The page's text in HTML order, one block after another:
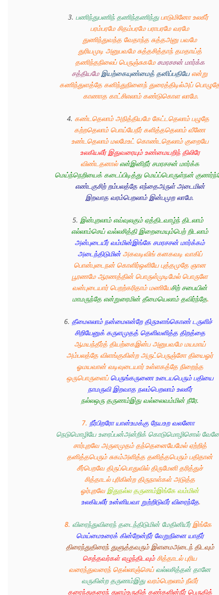
3. பணிந்துபணிந் தணிந்தணிந்து பாடுமினோ உலகீர்
பரம்பரமே சிதம்பரமே பராபரமே வரமே
துணிந்துவந்த வேதாந்த சுத்தஅனு பவமே
துரியமுடி அனுபவமே சுத்தசித்தாந் தமதாய்த்
தணிந்தநிலைப் பெருஞ்சுகமே சமரசசன் மார்க்க
சத்தியமே இயற்கையுண்மைத் தனிப்பதியே என்று
கணிந்துளத்தே கனிந்துநினைந் துரைத்திடில்அப்
காணாத காட்சிஎலாம் கண்டுகொள லாமே.
4. கண்டதெலாம் அநித்தியமே கேட்டதெலாம் பழுதே
கற்றதெலாம் பொய்யேநீர் களித்ததெலாம் வீணே
உண்டதெலாம் மலமேஉட் கொண்டதெலாம் குறையே
உலகியலீர் இதுவரையும் உண்மையறிந் திலிரே
விண்டதனால் என்இனிநீர் சமரசசன் மார்க்க
மெய்ந்நெறியைக் கடைப்பிடித்து மெய்ப்பொருள்நன்
எண்டகுசிற் றம்பலத்தே எந்தைஅருள் அடைமின்
இறவாத வரம்பெறலாம் இன்பமுற லாமே.
5. இன்புறலாம் எவ்வுலகும் ஏத்திடவாழ்ந் திடலாம்
எல்லாம்செய் வல்லசித்தி இறைமையும்பெற் றிடலாம்
அன்புடையீர் வம்மின்இங்கே சமரசசன் மார்க்கம்
அடைந்திடுமின் அகவடிவிங் கனகவடி வாகிப்
பொன்புடைநன் கொளிர்ஒளியே புத்தமுதே ஞான
பூரணமே ஆரணத்தின் பொருள்முடிமேல் பொருளே
வன்புடையார் பெறற்கரிதாம் மணியேசிற் சபையின்
மாமருந்தே என்றுரைமின் தீமையெலாம் தவிர்ந்தே.
6. தீமைஎலாம் நன்மைஎன்றே திருஉளங்கொண் டருளிச்
சிறியேனுக் கருளமுதத் தெளிவளித்த திறத்தை
ஆமயந்தீர்த் தியற்கைஇன்ப அனுபவமே மயமாய்
அம்பலத்தே விளங்குகின்ற அருட்பெருஞ்சோ தியைஓர்
ஓமயவான் வடிவுடையார் உள்ளகத்தே நிறைந்த
ஒருபொருளைப் பெருங்கருணை உடையபெரும் பதியை
நாமருவி இறவாத நலம்பெறலாம் உலகீர்
நல்லஒரு தருணம்இது வல்லைவம்மின் நீரே.
7. நீர்பிறரோ யான்உமக்கு நேயஉற வலனோ
நெடுமொழியே உரைப்பன்அன்றிக் கொடுமொழிசொல்
சார்புறவே அருளமுதம் தந்தெனையேமேல் ஏற்றித்
தனித்தபெரும் சுகம்அளித்த தனித்தபெரும் பதிதான்
சீர்பெறவே திருப்பொதுவில் திருமேனி தரித்துச்
சித்தாடல் புரிகின்ற திருநாள்கள் அடுத்த
ஓர்புறவே இதுநல்ல தருணம்இங்கே வம்மின்
உலகியலீர் உன்னியவா றுற்றிடுவீர் விரைந்தே.
8. விரைந்துவிரைந் தடைந்திடுமின் மேதினியீர் இங்கே
மெய்மைஉரைக் கின்றேன்நீர் வேறுநினை யாதீர்
திரைந்துதிரைந் துளுத்தவரும் இளமைஅடைந் திடவும்
செத்தவர்கள் எழுந்திடவும் சித்தாடல் புரிய
வரைந்துவரைந் தெல்லாஞ்செய் வல்லசித்தன் தானே
வருகின்ற தருணம்இது வரம்பெறலாம் நீவீர்
கரைந்துகரைந் துளம்உருகிக் கண்களின்நீர் பெருகிக்